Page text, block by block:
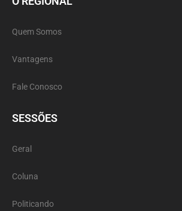
Quem Somos
Vantagens
Fale Conosco
SESSÕES
Geral
Coluna
Politicando